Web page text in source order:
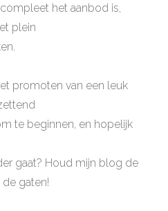
het aanbod is,
plein
promoten van een leuk
te beginnen, en hopelijk
gaat? Houd mijn blog de
gaten!